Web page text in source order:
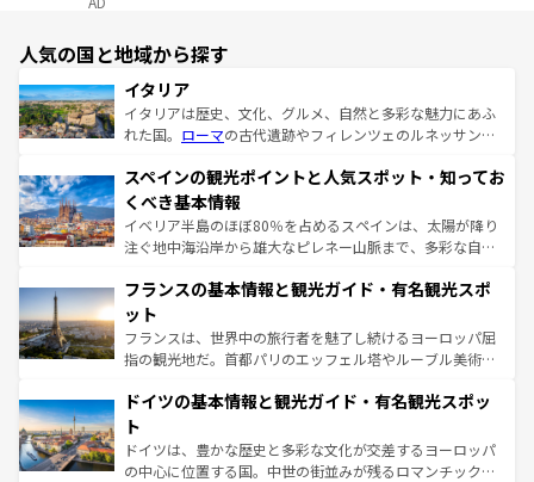
人気の国と地域から探す
イタリア
イタリアは歴史、文化、グルメ、自然と多彩な魅力にあふ
れた国。 ローマの古代遺跡やフィレンツェのルネッサンス
ろん、トスカーナの美しい田園風景やアマルフィ海岸の絶
景など、自然景観も見逃せない。観光の合間には、本場の
ピザやパスタなど、絶品のイタリア料理を堪能することも
できる。朝目覚めてから夜眠るまで、すべての瞬間を楽し
なお、新着のイタリア情報はコンテンツ一覧を参照してほ
しい。
スペインの観光ポイントと人気スポット・知ってお
くべき基本情報
イベリア半島のほぼ80％を占めるスペインは、太陽が降り
注ぐ地中海沿岸から雄大なピレネー山脈まで、多彩な自然
文化が根付くこの国では、情熱的なフラメンコ、熱気あふ
れる闘牛、そして美味しいタパスが生活の一部となってい
る。首都マドリードの洗練された雰囲気や、バルセロナの
アートに溢れた街角から、地方では古代ローマ遺跡や中世
せる。地方によって風土や気候が異なるスペインはその個
ンテンツ一覧 を参照してほしい。
フランスの基本情報と観光ガイド・有名観光スポ
ット
フランスは、世界中の旅行者を魅了し続けるヨーロッパ屈
指の観光地だ。首都パリのエッフェル塔やルーブル美術館
で、幅広い魅力が詰まっている。華麗な宮殿、歴史的な大
聖堂、美しいビーチ、そして豊かな自然が、訪れる者を心
から魅了する。また、フランスは美食の国としても知ら
れ、フランス料理はユネスコ無形文化遺産にも登録されて
ドイツの基本情報と観光ガイド・有名観光スポッ
ト
ドイツは、豊かな歴史と多彩な文化が交差するヨーロッパ
の中心に位置する国。中世の街並みが残るロマンチック街